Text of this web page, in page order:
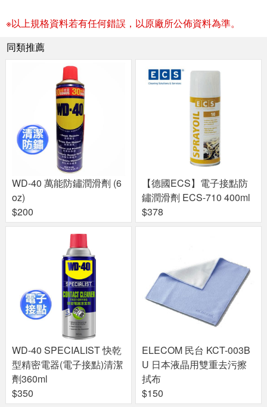
※以上規格資料若有任何錯誤，以原廠所公佈資料為準。
同類推薦
WD-40 萬能防鏽潤滑劑 (6
oz)
$200
【德國ECS】電子接點防
鏽潤滑劑 ECS-710 400ml
$378
WD-40 SPECIALIST 快乾
型精密電器(電子接點)清潔
劑360ml
$350
ELECOM 民台 KCT-003B
U 日本液晶用雙重去污擦
拭布
$150